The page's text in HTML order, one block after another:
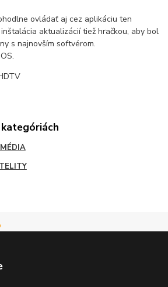
ovládať aj cez aplikáciu ten
aktualizácií tiež hračkou, aby bol
s najnovším softvérom.